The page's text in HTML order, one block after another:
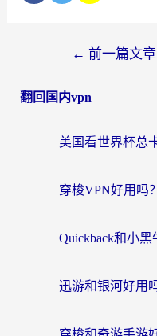
← 前一篇文章
翻回国内vpn